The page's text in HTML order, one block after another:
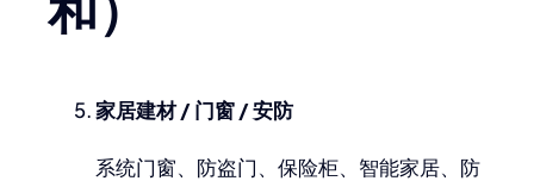
家居建材 / 门窗 / 安防
系统门窗、防盗门、保险柜、智能家居、防